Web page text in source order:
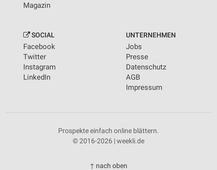
Magazin
SOCIAL
Facebook
Twitter
Instagram
LinkedIn
UNTERNEHMEN
Jobs
Presse
Datenschutz
AGB
Impressum
Prospekte einfach online blättern.
© 2016-2026 | weekli.de
↑ nach oben